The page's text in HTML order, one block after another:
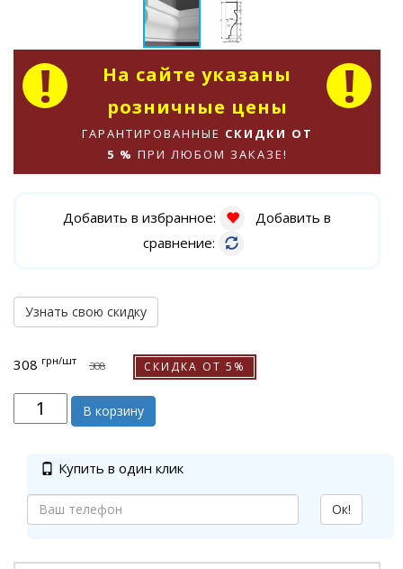
На сайте указаны
розничные цены
ГАРАНТИРОВАННЫЕ СКИДКИ ОТ
5 % ПРИ ЛЮБОМ ЗАКАЗЕ!
Добавить в избранное:
Добавить в
сравнение:
Узнать свою скидку
308 грн/шт 308 СКИДКА ОТ 5%
В корзину
Купить в один клик
Ок!